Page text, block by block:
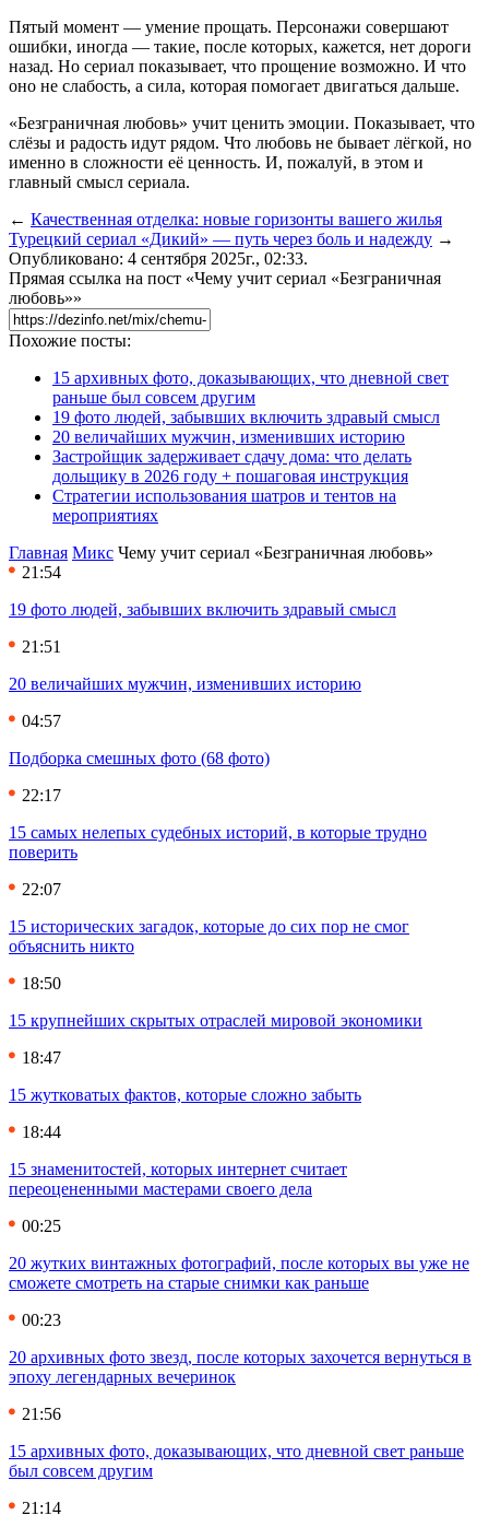
Пятый момент — умение прощать. Персонажи совершают
ошибки, иногда — такие, после которых, кажется, нет дороги
назад. Но сериал показывает, что прощение возможно. И что
оно не слабость, а сила, которая помогает двигаться дальше.
«Безграничная любовь» учит ценить эмоции. Показывает, что
слёзы и радость идут рядом. Что любовь не бывает лёгкой, но
именно в сложности её ценность. И, пожалуй, в этом и
главный смысл сериала.
← Качественная отделка: новые горизонты вашего жилья
Турецкий сериал «Дикий» — путь через боль и надежду →
Опубликовано: 4 сентября 2025г., 02:33.
Прямая ссылка на пост «Чему учит сериал «Безграничная
любовь»»
Похожие посты:
15 архивных фото, доказывающих, что дневной свет
раньше был совсем другим
19 фото людей, забывших включить здравый смысл
20 величайших мужчин, изменивших историю
Застройщик задерживает сдачу дома: что делать
дольщику в 2026 году + пошаговая инструкция
Стратегии использования шатров и тентов на
мероприятиях
Главная Микс Чему учит сериал «Безграничная любовь»
21:54
19 фото людей, забывших включить здравый смысл
21:51
20 величайших мужчин, изменивших историю
04:57
Подборка смешных фото (68 фото)
22:17
15 самых нелепых судебных историй, в которые трудно
поверить
22:07
15 исторических загадок, которые до сих пор не смог
объяснить никто
18:50
15 крупнейших скрытых отраслей мировой экономики
18:47
15 жутковатых фактов, которые сложно забыть
18:44
15 знаменитостей, которых интернет считает
переоцененными мастерами своего дела
00:25
20 жутких винтажных фотографий, после которых вы уже не
сможете смотреть на старые снимки как раньше
00:23
20 архивных фото звезд, после которых захочется вернуться в
эпоху легендарных вечеринок
21:56
15 архивных фото, доказывающих, что дневной свет раньше
был совсем другим
21:14